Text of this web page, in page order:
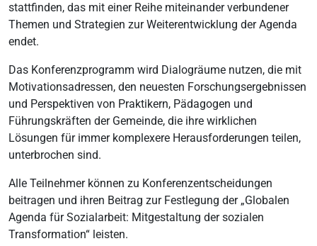
stattfinden, das mit einer Reihe miteinander verbundener
Themen und Strategien zur Weiterentwicklung der Agenda
endet.
Das Konferenzprogramm wird Dialogräume nutzen, die mit
Motivationsadressen, den neuesten Forschungsergebnissen
und Perspektiven von Praktikern, Pädagogen und
Führungskräften der Gemeinde, die ihre wirklichen
Lösungen für immer komplexere Herausforderungen teilen,
unterbrochen sind.
Alle Teilnehmer können zu Konferenzentscheidungen
beitragen und ihren Beitrag zur Festlegung der „Globalen
Agenda für Sozialarbeit: Mitgestaltung der sozialen
Transformation“ leisten.